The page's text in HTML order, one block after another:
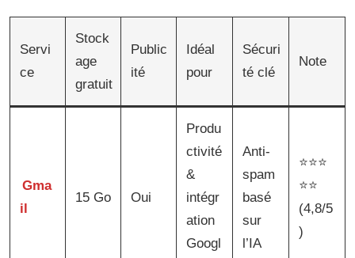
Servi
ce
Stock
age
gratuit
Public
ité
Idéal
pour
Sécuri
té clé
Note
Gma
il
15 Go Oui
Produ
ctivité
&
intégr
ation
Googl
Anti-
spam
basé
sur
l’IA
⭐⭐⭐
⭐⭐
(4,8/5
)